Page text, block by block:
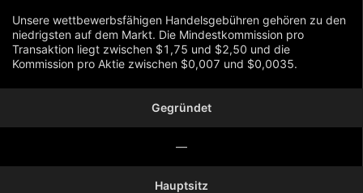
Unsere wettbewerbsfähigen Handelsgebühren gehören zu den
niedrigsten auf dem Markt. Die Mindestkommission pro
Transaktion liegt zwischen $1,75 und $2,50 und die
Kommission pro Aktie zwischen $0,007 und $0,0035.
Mehr anzeigen
Gegründet
—
Hauptsitz